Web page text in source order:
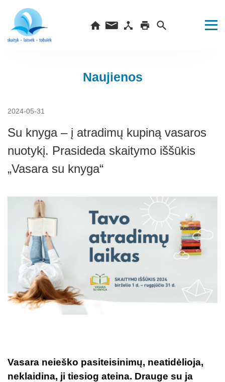
Naujienos
2024-05-31
Su knyga – į atradimų kupiną vasaros
nuotykį. Prasideda skaitymo iššūkis
„Vasara su knyga“
Vasara neieško pasiteisinimų, neatidėlioja,
neklaidina, ji tiesiog ateina. Drauge su ja